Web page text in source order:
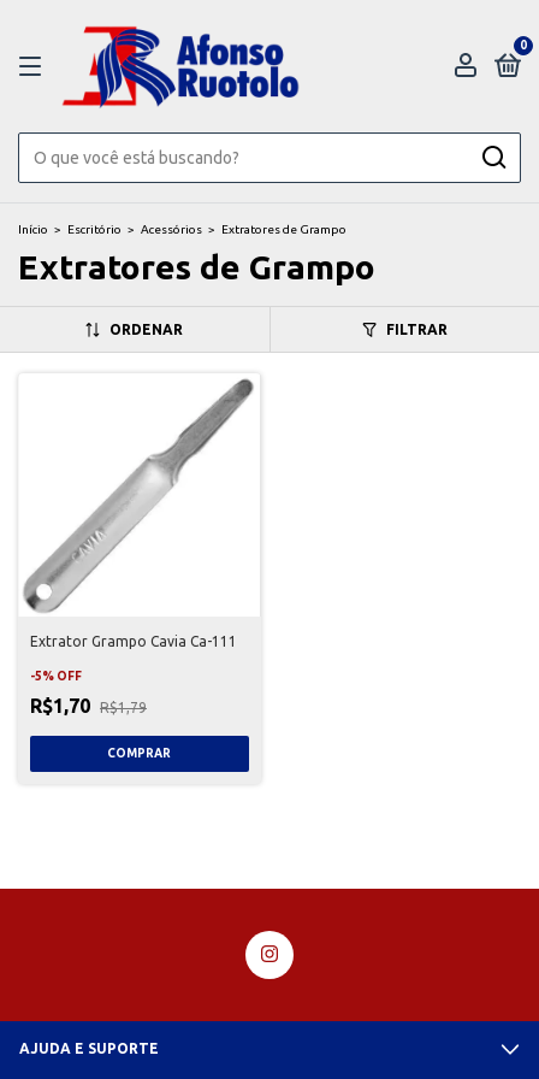
0
Início > Escritório > Acessórios > Extratores de Grampo
Extratores de Grampo
ORDENAR FILTRAR
Extrator Grampo Cavia Ca-111
-5% OFF
R$1,70 R$1,79
AJUDA E SUPORTE